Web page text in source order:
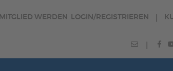
MITGLIED WERDEN LOGIN/REGISTRIEREN